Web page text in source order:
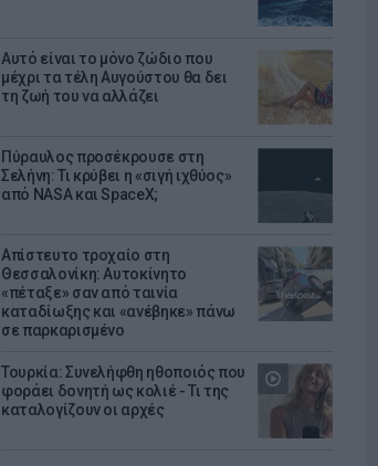
Αυτό είναι το μόνο ζώδιο που
μέχρι τα τέλη Αυγούστου θα δει
τη ζωή του να αλλάζει
Πύραυλος προσέκρουσε στη
Σελήνη: Τι κρύβει η «σιγή ιχθύος»
από NASA και SpaceX;
Απίστευτο τροχαίο στη
Θεσσαλονίκη: Αυτοκίνητο
«πέταξε» σαν από ταινία
καταδίωξης και «ανέβηκε» πάνω
σε παρκαρισμένο
Τουρκία: Συνελήφθη ηθοποιός που
φοράει δoνητή ως κολιέ - Τι της
καταλογίζουν οι αρχές